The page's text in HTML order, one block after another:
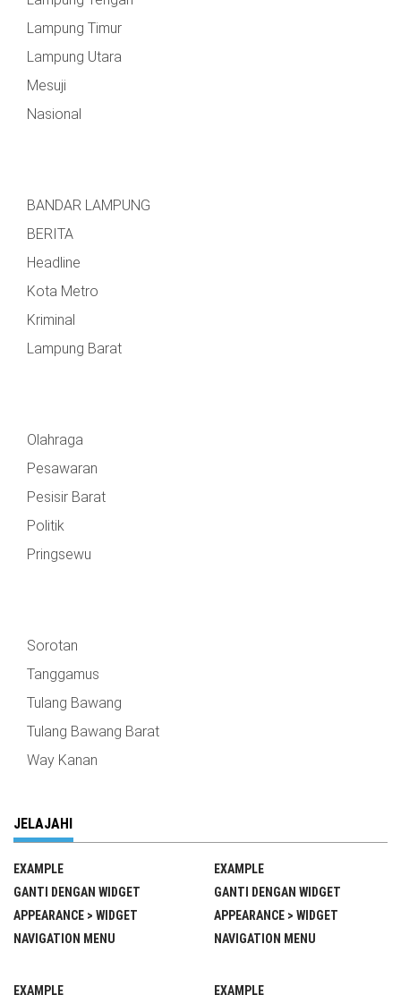
Lampung Timur
Lampung Utara
Mesuji
Nasional
BANDAR LAMPUNG
BERITA
Headline
Kota Metro
Kriminal
Lampung Barat
Olahraga
Pesawaran
Pesisir Barat
Politik
Pringsewu
Sorotan
Tanggamus
Tulang Bawang
Tulang Bawang Barat
Way Kanan
JELAJAHI
EXAMPLE
GANTI DENGAN WIDGET
APPEARANCE > WIDGET
NAVIGATION MENU
EXAMPLE
GANTI DENGAN WIDGET
APPEARANCE > WIDGET
NAVIGATION MENU
EXAMPLE EXAMPLE